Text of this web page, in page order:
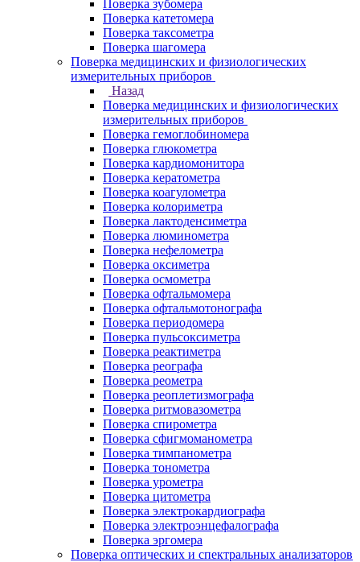
Поверка зубомера
Поверка катетомера
Поверка таксометра
Поверка шагомера
Поверка медицинских и физиологических
измерительных приборов
Назад
Поверка медицинских и физиологических
измерительных приборов
Поверка гемоглобиномера
Поверка глюкометра
Поверка кардиомонитора
Поверка кератометра
Поверка коагулометра
Поверка колориметра
Поверка лактоденсиметра
Поверка люминометра
Поверка нефелометра
Поверка оксиметра
Поверка осмометра
Поверка офтальмомера
Поверка офтальмотонографа
Поверка периодомера
Поверка пульсоксиметра
Поверка реактиметра
Поверка реографа
Поверка реометра
Поверка реоплетизмографа
Поверка ритмовазометра
Поверка спирометра
Поверка сфигмоманометра
Поверка тимпанометра
Поверка тонометра
Поверка урометра
Поверка цитометра
Поверка электрокардиографа
Поверка электроэнцефалографа
Поверка эргомера
Поверка оптических и спектральных анализаторов